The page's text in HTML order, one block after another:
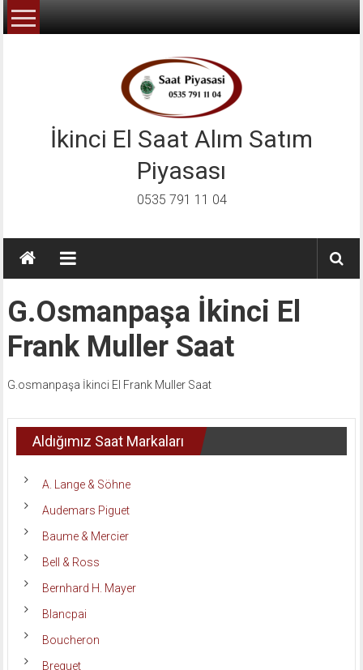
İçeriğe
geç
İkinci El Saat Alım Satım
Piyasası
0535 791 11 04
G.osmanpaşa İkinci El
Frank Muller Saat
G.osmanpaşa İkinci El Frank Muller Saat
Aldığımız Saat Markaları
A. Lange & Söhne
Audemars Piguet
Baume & Mercier
Bell & Ross
Bernhard H. Mayer
Blancpai
Boucheron
Breguet